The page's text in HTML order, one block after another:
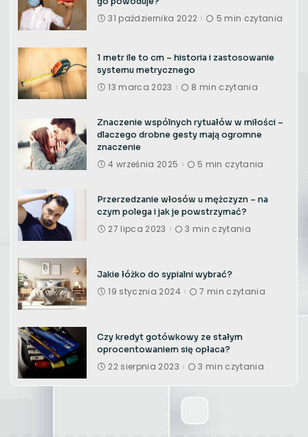
31 października 2022 5 min czytania
1 metr ile to cm – historia i zastosowanie
systemu metrycznego
13 marca 2023 8 min czytania
Znaczenie wspólnych rytuałów w miłości –
dlaczego drobne gesty mają ogromne
znaczenie
4 września 2025 5 min czytania
Przerzedzanie włosów u mężczyzn – na
czym polega i jak je powstrzymać?
27 lipca 2023 3 min czytania
Jakie łóżko do sypialni wybrać?
19 stycznia 2024 7 min czytania
Czy kredyt gotówkowy ze stałym
oprocentowaniem się opłaca?
22 sierpnia 2023 3 min czytania